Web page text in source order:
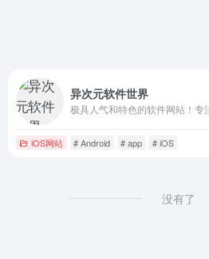
异次元软件世界
iOS网站 # Android # app # iOS
没有了